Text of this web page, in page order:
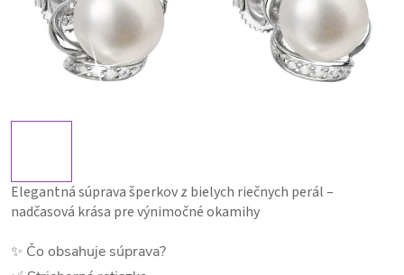
Elegantná súprava šperkov z bielych riečnych perál –
nadčasová krása pre výnimočné okamihy
✨ Čo obsahuje súprava?